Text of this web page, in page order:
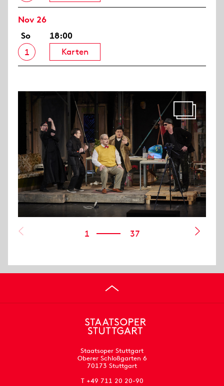
Nov 26
So
1
18:00
Karten
1 37
Staatsoper Stuttgart
Oberer Schloßgarten 6
70173 Stuttgart
T +49 711 20 20-90